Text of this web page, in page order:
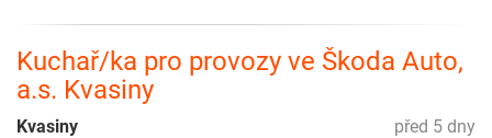
Kuchař/ka pro provozy ve Škoda Auto,
a.s. Kvasiny
před 5 dny
Kvasiny